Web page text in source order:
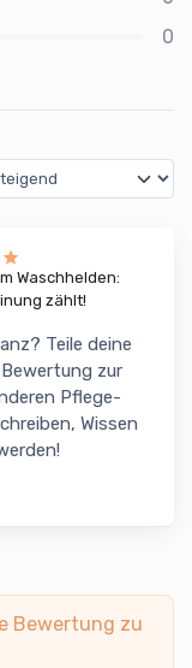
0
Waschhelden:
zählt!
Teile deine
zur
Pflege-
Wissen
Bewertung zu